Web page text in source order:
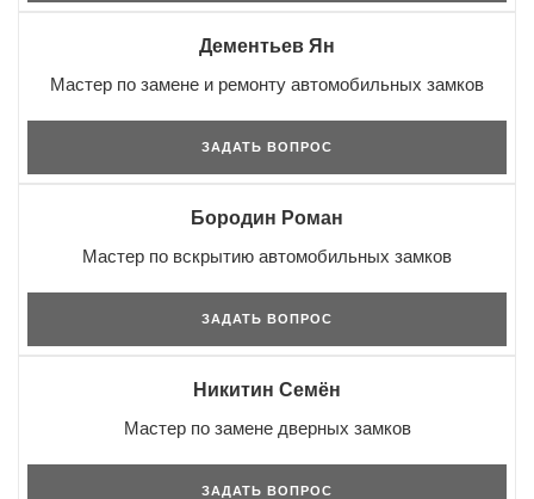
Дементьев Ян
Мастер по замене и ремонту автомобильных замков
ЗАДАТЬ ВОПРОС
Бородин Роман
Мастер по вскрытию автомобильных замков
ЗАДАТЬ ВОПРОС
Никитин Семён
Мастер по замене дверных замков
ЗАДАТЬ ВОПРОС